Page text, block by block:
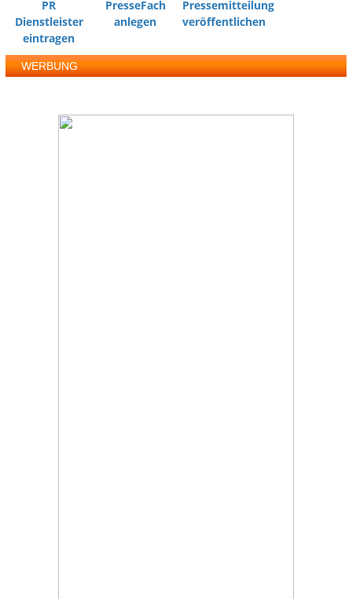
PR
Dienstleister
eintragen
PresseFach
anlegen
Pressemitteilung
veröffentlichen
WERBUNG